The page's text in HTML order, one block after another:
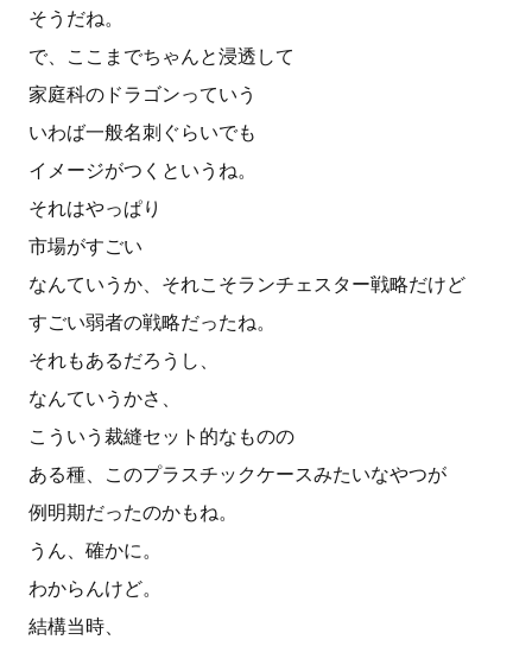
そうだね。
で、ここまでちゃんと浸透して
家庭科のドラゴンっていう
いわば一般名刺ぐらいでも
イメージがつくというね。
それはやっぱり
市場がすごい
なんていうか、それこそランチェスター戦略だけど
すごい弱者の戦略だったね。
それもあるだろうし、
なんていうかさ、
こういう裁縫セット的なものの
ある種、このプラスチックケースみたいなやつが
例明期だったのかもね。
うん、確かに。
わからんけど。
結構当時、